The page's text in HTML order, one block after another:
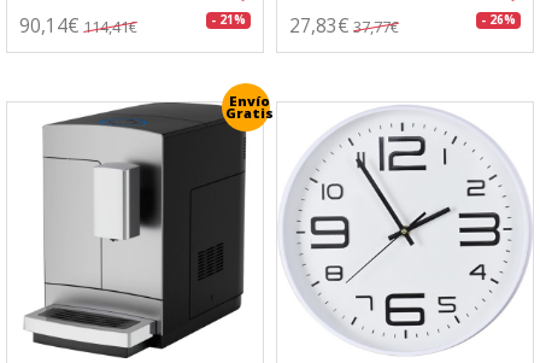
90,14€ 114,41€ - 21% 27,83€ 37,77€ - 26%
Envío
Gratis